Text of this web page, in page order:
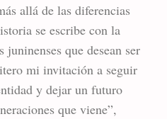
allá de las diferencias
se escribe con la
que desean ser
mi invitación a seguir
y dejar un futuro
que viene”,